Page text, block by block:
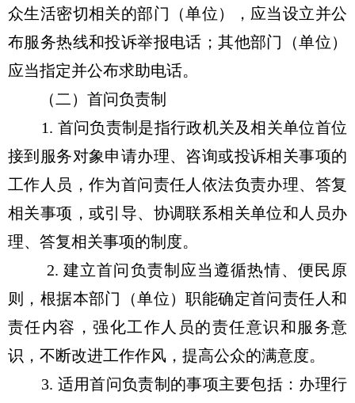
众生活密切相关的部门（单位），应当设立并公
布服务热线和投诉举报电话；其他部门（单位）
应当指定并公布求助电话。
（二）首问负责制
1. 首问负责制是指行政机关及相关单位首位
接到服务对象申请办理、咨询或投诉相关事项的
工作人员，作为首问责任人依法负责办理、答复
相关事项，或引导、协调联系相关单位和人员办
理、答复相关事项的制度。
2. 建立首问负责制应当遵循热情、便民原
则，根据本部门（单位）职能确定首问责任人和
责任内容，强化工作人员的责任意识和服务意
识，不断改进工作作风，提高公众的满意度。
3. 适用首问负责制的事项主要包括：办理行